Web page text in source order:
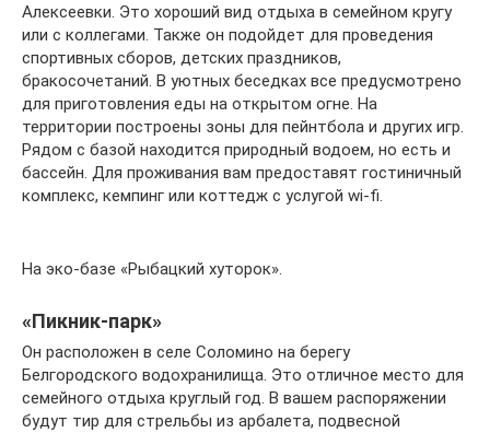
Алексеевки. Это хороший вид отдыха в семейном кругу
или с коллегами. Также он подойдет для проведения
спортивных сборов, детских праздников,
бракосочетаний. В уютных беседках все предусмотрено
для приготовления еды на открытом огне. На
территории построены зоны для пейнтбола и других игр.
Рядом с базой находится природный водоем, но есть и
бассейн. Для проживания вам предоставят гостиничный
комплекс, кемпинг или коттедж с услугой wi-fi.
На эко-базе «Рыбацкий хуторок».
«Пикник-парк»
Он расположен в селе Соломино на берегу
Белгородского водохранилища. Это отличное место для
семейного отдыха круглый год. В вашем распоряжении
будут тир для стрельбы из арбалета, подвесной